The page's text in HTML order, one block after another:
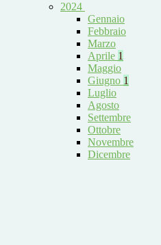
2024
Gennaio
Febbraio
Marzo
Aprile 1
Maggio
Giugno 1
Luglio
Agosto
Settembre
Ottobre
Novembre
Dicembre